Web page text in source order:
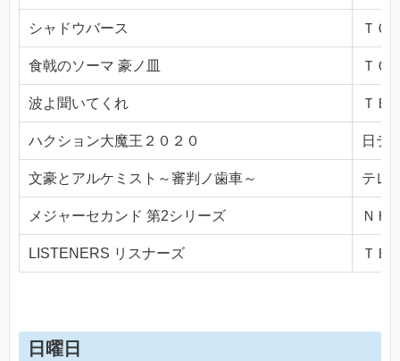
シャドウバース ＴＯ
食戟のソーマ 豪ノ皿 ＴＯ
波よ聞いてくれ ＴＢ
ハクション大魔王２０２０ 日テ
文豪とアルケミスト～審判ノ歯車～ テレ
メジャーセカンド 第2シリーズ ＮＨ
LISTENERS リスナーズ ＴＢ
日曜日